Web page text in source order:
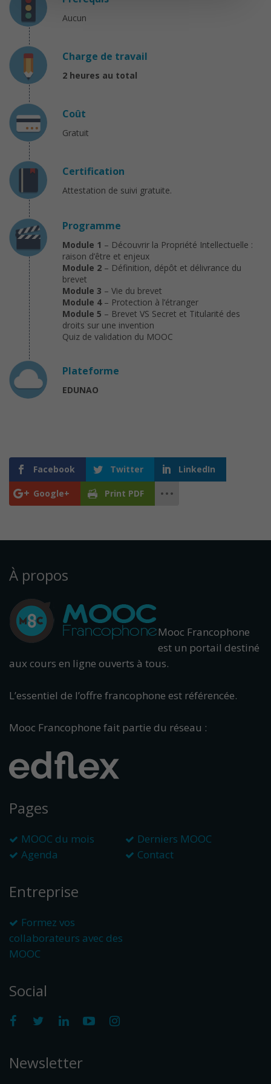
Aucun
Charge de travail
2 heures au total
Coût
Gratuit
Certification
Attestation de suivi gratuite.
Programme
Module 1 – Découvrir la Propriété Intellectuelle :
raison d’être et enjeux
Module 2 – Définition, dépôt et délivrance du
brevet
Module 3 – Vie du brevet
Module 4– Protection à l’étranger
Module 5 – Brevet VS Secret et Titularité des
droits sur une invention
Quiz de validation du MOOC
Plateforme
EDUNAO
Facebook Twitter LinkedIn
Google+ Print PDF
À propos
Mooc Francophone
est un portail destiné
aux cours en ligne ouverts à tous.
L’essentiel de l’offre francophone est référencée.
Mooc Francophone fait partie du réseau :
Pages
MOOC du mois
Derniers MOOC
Agenda
Contact
Entreprise
Formez vos
collaborateurs avec des
MOOC
Social
Newsletter